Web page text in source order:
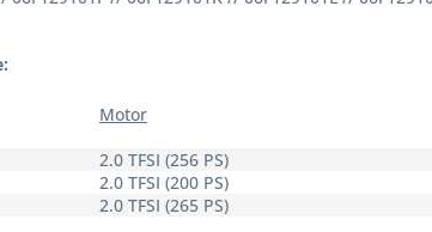
Motor
2.0 TFSI (256 PS)
2.0 TFSI (200 PS)
2.0 TFSI (265 PS)